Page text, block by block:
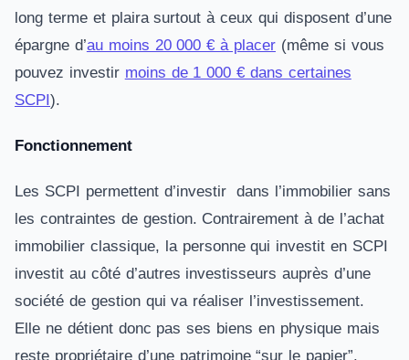
long terme et plaira surtout à ceux qui disposent d’une
épargne d’au moins 20 000 € à placer(même si vous
pouvez investir moins de 1 000 € dans certaines
SCPI).
Fonctionnement
Les SCPI permettent d’investir dans l’immobilier sans
les contraintes de gestion. Contrairement à de l’achat
immobilier classique, la personne qui investit en SCPI
investit au côté d’autres investisseurs auprès d’une
société de gestion qui va réaliser l’investissement.
Elle ne détient donc pas ses biens en physique mais
reste propriétaire d’une patrimoine “sur le papier”.